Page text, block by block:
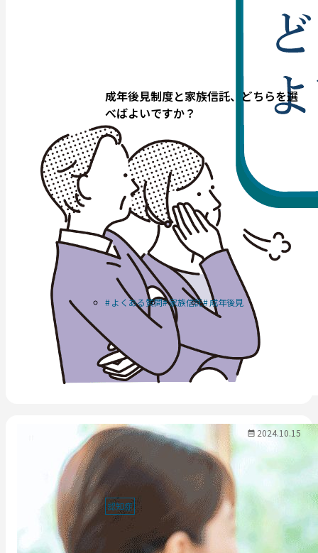
成年後見制度と家族信託、どちらを選
べばよいですか？
よくある質問 家族信託 成年後見
認知症
2024.10.15